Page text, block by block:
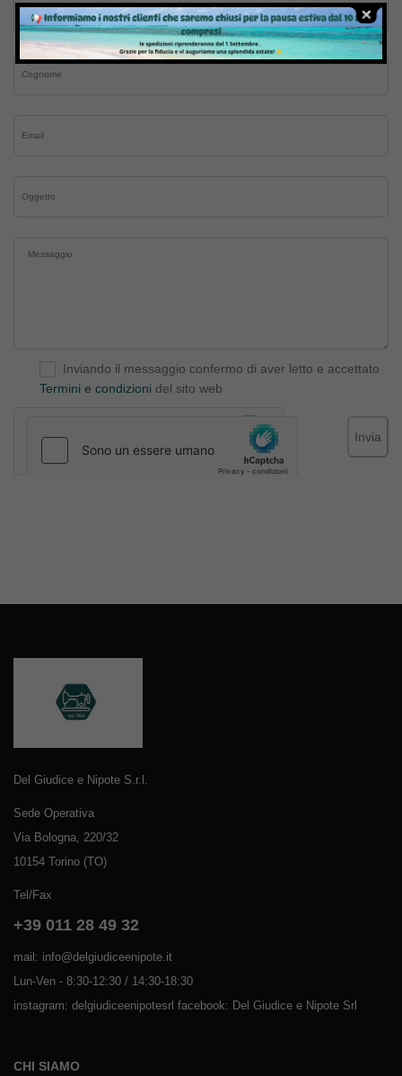
Inviando il messaggio confermo di aver letto e accettato
Termini e condizioni del sito web
Invia
Del Giudice e Nipote S.r.l.
Sede Operativa
Via Bologna, 220/32
10154 Torino (TO)
Tel/Fax
+39 011 28 49 32
mail: info@delgiudiceenipote.it
Lun-Ven - 8:30-12:30 / 14:30-18:30
instagram: delgiudiceenipotesrl facebook: Del Giudice e Nipote Srl
CHI SIAMO